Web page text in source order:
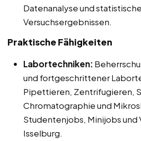
Datenanalyse und
Versuchsergebnissen.
Praktische Fähigkeiten
Labortechniken:
und fortgeschrittener
Pipettieren, Zentrifugieren,
Chromatographie und
Studentenjobs, Minijobs und
Isselburg.